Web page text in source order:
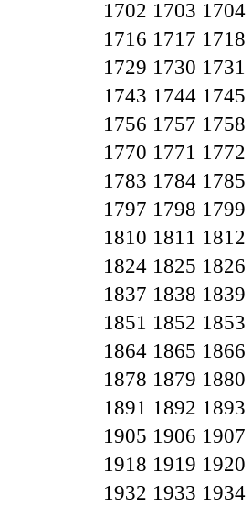
1702 1703 1704
1716 1717 1718
1729 1730 1731
1743 1744 1745
1756 1757 1758
1770 1771 1772
1783 1784 1785
1797 1798 1799
1810 1811 1812
1824 1825 1826
1837 1838 1839
1851 1852 1853
1864 1865 1866
1878 1879 1880
1891 1892 1893
1905 1906 1907
1918 1919 1920
1932 1933 1934